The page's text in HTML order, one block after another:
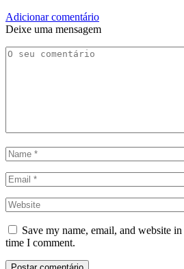
Adicionar comentário
Deixe uma mensagem
Save my name, email, and website
time I comment.